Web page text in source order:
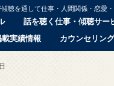
聴を通して仕事・人間関係・恋愛
話を聴く仕事・傾聴サー
実績情報
カウンセリン